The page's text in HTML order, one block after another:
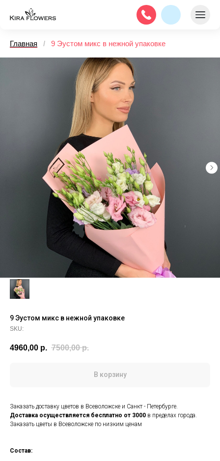
Главная / 9 Эустом микс в нежной упаковке
9 Эустом микс в нежной упаковке
SKU:
4960,00 р. 7500,00 р.
В корзину
Заказать доставку цветов в Всеволожске и Санкт - Петербурге.
Доставка осуществляется бесплатно от 3000 в пределах города.
Заказать цветы в Всеволожске по низким ценам
Состав: